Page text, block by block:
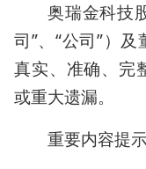
奥瑞金科技
司”、“公司”）
真实、准确、完
或重大遗漏。
重要内容提示